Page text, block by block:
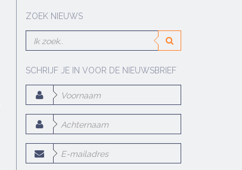
ZOEK NIEUWS
SCHRIJF JE IN VOOR DE NIEUWSBRIEF